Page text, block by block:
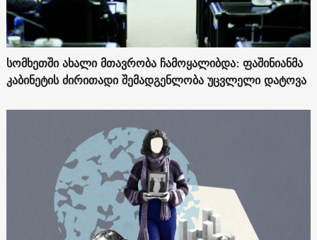
სომხეთში ახალი მთავრობა ჩამოყალიბდა: ფაშინიანმა
კაბინეტის ძირითადი შემადგენლობა უცვლელი დატოვა